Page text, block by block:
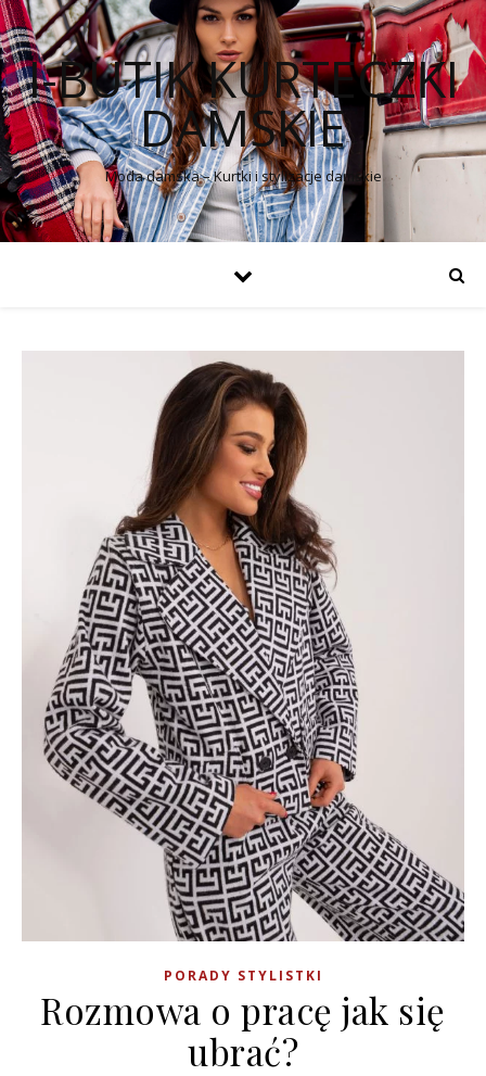
I-BUTIK KURTECZKI
DAMSKIE
Moda damska – Kurtki i stylizacje damskie
PORADY STYLISTKI
Rozmowa o pracę jak się
ubrać?